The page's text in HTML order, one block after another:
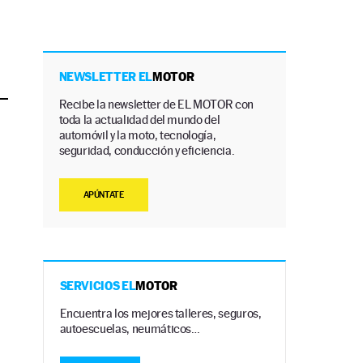
NEWSLETTER ELMOTOR
Recibe la newsletter de EL MOTOR con
toda la actualidad del mundo del
automóvil y la moto, tecnología,
seguridad, conducción y eficiencia.
APÚNTATE
SERVICIOS ELMOTOR
Encuentra los mejores talleres, seguros,
autoescuelas, neumáticos…